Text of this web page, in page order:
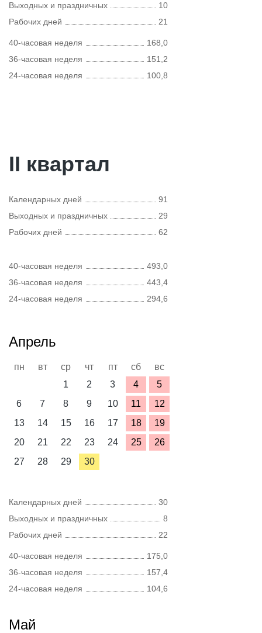
Выходных и праздничных
10
Рабочих дней
21
40-часовая неделя
168,0
36-часовая неделя
151,2
24-часовая неделя
100,8
II квартал
Календарных дней
91
Выходных и праздничных
29
Рабочих дней
62
40-часовая неделя
493,0
36-часовая неделя
443,4
24-часовая неделя
294,6
Апрель
пн вт ср чт пт сб
вс
1
2 3 4
5
6
7 8 9 10 11
12
13
14 15 16 17 18
19
20
21 22 23 24 25
26
27
28 29 30
Календарных дней
30
Выходных и праздничных
8
Рабочих дней
22
40-часовая неделя
175,0
36-часовая неделя
157,4
24-часовая неделя
104,6
Май